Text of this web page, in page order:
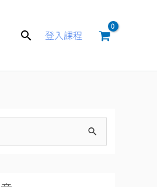
搜
登入課程